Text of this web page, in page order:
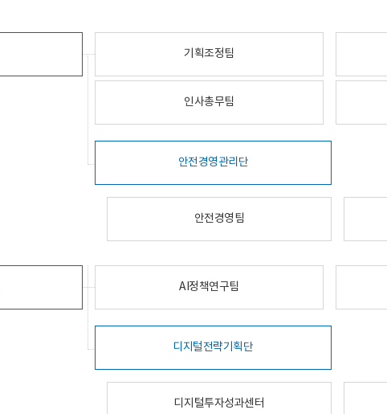
기획조정팀
인사총무팀
안전경영관리단
안전경영팀
AI정책연구팀
디지털전략기획단
디지털투자성과센터